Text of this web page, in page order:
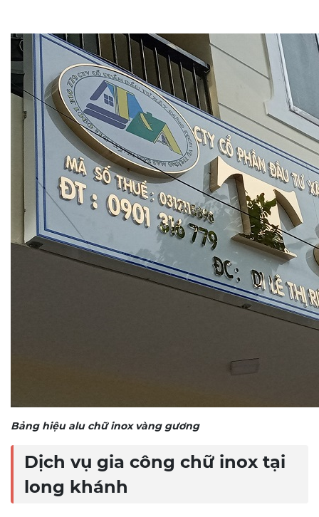
Bảng hiệu alu chữ inox vàng gương
Dịch vụ gia công chữ inox tại
long khánh